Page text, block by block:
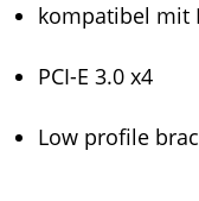
kompatibel mit
PCI-E 3.0 x4
Low profile